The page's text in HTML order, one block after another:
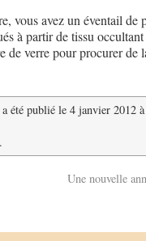
vous avez un éventail de
à partir de tissu occultant
de verre pour procurer de
a été publié le 4 janvier 2012
.
Une nouvelle